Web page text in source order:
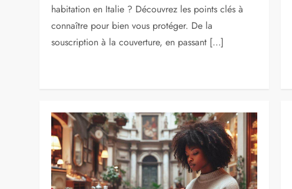
habitation en Italie ? Découvrez les points clés à
connaître pour bien vous protéger. De la
souscription à la couverture, en passant […]